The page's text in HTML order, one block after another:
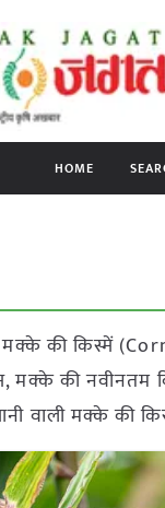
HOME
की किस्में
की नवीनतम
वाली मक्के की